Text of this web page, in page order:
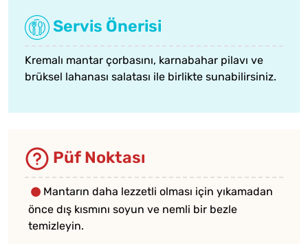
Servis Önerisi
Kremalı mantar çorbasını, karnabahar pilavı ve
brüksel lahanası salatası ile birlikte sunabilirsiniz.
Püf Noktası
Mantarın daha lezzetli olması için yıkamadan
önce dış kısmını soyun ve nemli bir bezle
temizleyin.